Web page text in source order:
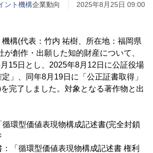
ント機構企業動向 2025年8月25日 09:00
構(代表：竹内 祐樹、所在地：福岡県
が創作・出願した知的財産について、
15日とし、2025年8月12日に公証役場
」、同年8月19日に「公正証書取得」
完了しました。対象となる著作物と出
循環型価値表現物構成記述書(完全封鎖
「循環型価値表現物構成記述書 権利